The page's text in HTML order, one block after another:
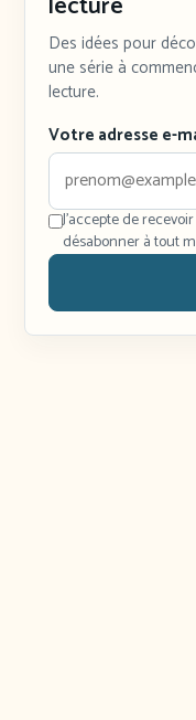
Des idées pour
une série à
lecture.
Votre adresse e-
J'accepte de
désabonner à tout